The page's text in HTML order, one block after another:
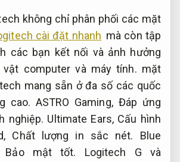
không chỉ phân phối các mặt
cài đặt nhanh mà còn tập
các bạn kết nối và ảnh hưởng
computer và máy tính. mặt
mang sẵn ở đa số các quốc
cao. ASTRO Gaming, Đáp ứng
nghiệp. Ultimate Ears, Cấu hình
Chất lượng in sắc nét. Blue
Bảo mật tốt. Logitech G và